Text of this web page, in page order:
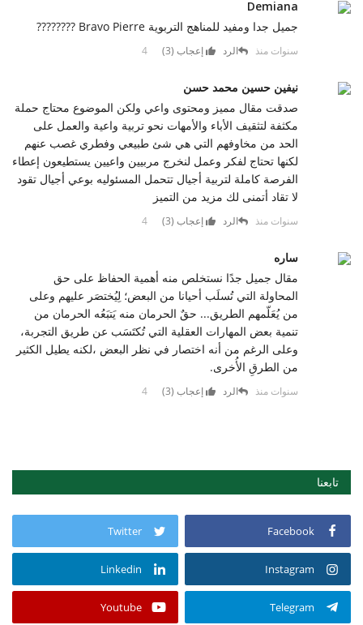
Demiana
جميل جدا ومفيد للمناهج التربوية Bravo Pierre ????????
4 سنوات منذ الرد إعجاب (3
)
نيفين حسين محمد حسن
صدقت مقال مميز ومحتوى واعي ولكن الموضوع محتاج حملة
مكثفة لتثقيف الأباء والأمهات نحو تربية واعية والعمل على
الحد من مخاوفهم التي هي شئ طبيعي وفطري غصب عنهم
لكنها تحتاج لفكر وعمل لنخرج مربيين واعيين يستطيعون إعطاء
الفرصة كاملة لتربية أجيال تتحمل المسئوليه بوعي أجيال تقود
لا تقاد أتمنى لك مزيد من التميز
4 سنوات منذ الرد إعجاب (3
)
ساره
مقال جميل جدًا نستخلص منه أهمية الحفاظ على حق
المحاولة التي تُسلَب أحيانا من البعض؛ لِيُختصَر عليهم وعلى
من يُعَلّمهم الطريق... حقٌ الحرمان منه يَتبَعُه الحرمان من
تنمية بعض المهارات العقلية التي تُكتَسَب عن طريق التجربة،
وعلى الرغم من أنه اختصار في نظر البعض ،لكنه يطيل الكثير
من الطرقِ الأُخرى.
4 سنوات منذ الرد إعجاب (3
)
تابعنا
Facebook
Twitter
Instagram
Linkedin
Telegram
Youtube